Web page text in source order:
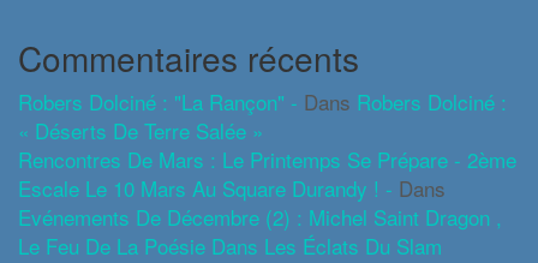
Commentaires récents
Robers Dolciné : "La Rançon" - Dans Robers Dolciné :
« Déserts De Terre Salée »
Rencontres De Mars : Le Printemps Se Prépare - 2ème
Escale Le 10 Mars Au Square Durandy ! - Dans
Evénements De Décembre (2) : Michel Saint Dragon ,
Le Feu De La Poésie Dans Les Éclats Du Slam